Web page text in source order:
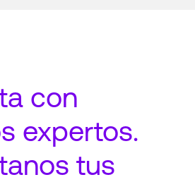
con
expertos.
tus